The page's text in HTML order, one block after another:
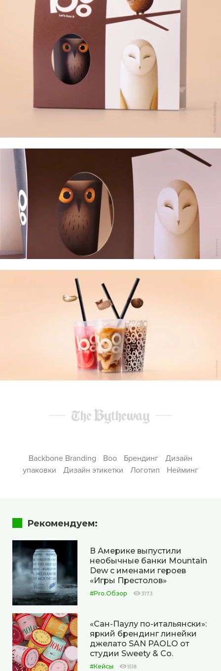
Backbone Branding Boo Брендинг
Дизайн
упаковки
Дизайн этикетки Логотип Нейминг
Рекомендуем:
В Америке выпустили
необычные банки Mountain
Dew с именами героев
«Игры Престолов»
#Pro.Обзор 3173
«Сан-Паулу по-итальянски»:
яркий брендинг линейки
джелато SAN PAOLO от
студии Sweety & Co.
#Кейсы 1518